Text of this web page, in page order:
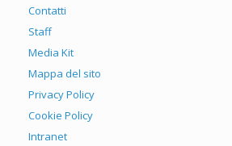
Contatti
Staff
Media Kit
Mappa del sito
Privacy Policy
Cookie Policy
Intranet